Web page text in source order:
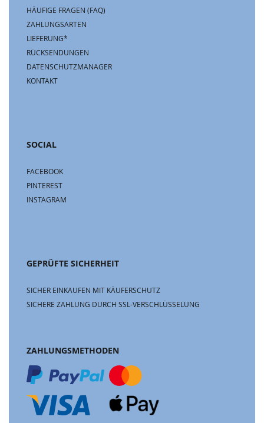
HÄUFIGE FRAGEN (FAQ)
ZAHLUNGSARTEN
LIEFERUNG*
RÜCKSENDUNGEN
DATENSCHUTZMANAGER
KONTAKT
SOCIAL
FACEBOOK
PINTEREST
INSTAGRAM
GEPRÜFTE SICHERHEIT
SICHER EINKAUFEN MIT KÄUFERSCHUTZ
SICHERE ZAHLUNG DURCH SSL-VERSCHLÜSSELUNG
ZAHLUNGSMETHODEN